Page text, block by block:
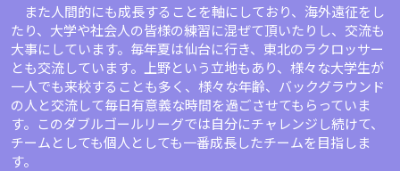
また人間的にも成長することを軸にしており、海外遠征をし
たり、大学や社会人の皆様の練習に混ぜて頂いたりし、交流も
大事にしています。毎年夏は仙台に行き、東北のラクロッサー
とも交流しています。上野という立地もあり、様々な大学生が
一人でも来校することも多く、様々な年齢、バックグラウンド
の人と交流して毎日有意義な時間を過ごさせてもらっていま
す。このダブルゴールリーグでは自分にチャレンジし続けて、
チームとしても個人としても一番成長したチームを目指しま
す。